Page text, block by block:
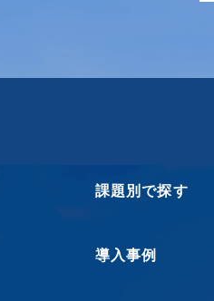
課題別で探す
導入事例